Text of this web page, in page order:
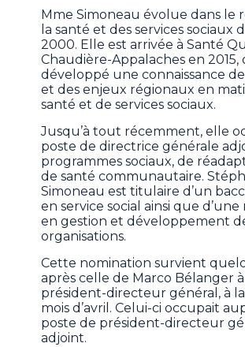
Mme Simoneau évolue dans le
la santé et des services sociaux
2000. Elle est arrivée à Santé
Chaudière-Appalaches en 2015,
développé une connaissance
et des enjeux régionaux en
santé et de services sociaux.
Jusqu’à tout récemment, elle
poste de directrice générale
programmes sociaux, de
de santé communautaire.
Simoneau est titulaire d’un
en service social ainsi que d’une
en gestion et développement
organisations.
Cette nomination survient
après celle de Marco Bélanger
président-directeur général, à
mois d’avril. Celui-ci occupait
poste de président-directeur
adjoint.